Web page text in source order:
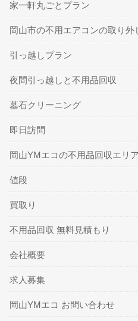
家一軒丸ごとプラン
岡山市の不用エアコンの取り
引っ越しプラン
夜間引っ越しと不用品回収
墓石クリーニング
即日訪問
岡山YMエコの不用品回収エリア
値段
買取り
不用品回収 無料見積もり
会社概要
求人募集
岡山YMエコ お問い合わせ